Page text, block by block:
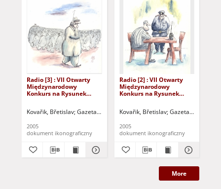
Radio [3] : VII Otwarty
Międzynarodowy
Konkurs na Rysunek
Kovařik, Břetislav Gazeta Lubuska (Zielona Góra) Kożuchowski
2005
dokument ikonograficzny
Radio [2] : VII Otwarty
Międzynarodowy
Konkurs na Rysunek
Kovařik, Břetislav Gazeta Lubuska
2005
dokument ikonograficzny
More